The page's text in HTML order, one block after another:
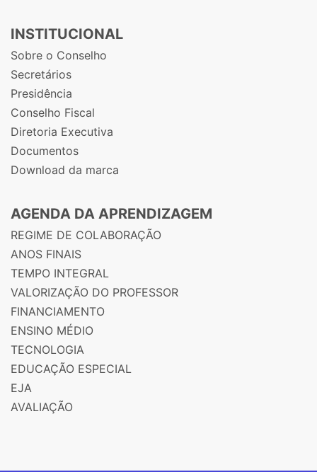
INSTITUCIONAL
Sobre o Conselho
Secretários
Presidência
Conselho Fiscal
Diretoria Executiva
Documentos
Download da marca
AGENDA DA APRENDIZAGEM
REGIME DE COLABORAÇÃO
ANOS FINAIS
TEMPO INTEGRAL
VALORIZAÇÃO DO PROFESSOR
FINANCIAMENTO
ENSINO MÉDIO
TECNOLOGIA
EDUCAÇÃO ESPECIAL
EJA
AVALIAÇÃO